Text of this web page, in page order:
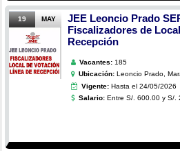
19 MAY
JEE Leoncio Prado
Fiscalizadores de
Recepción
Vacantes: 185
Ubicación: Leoncio Prado,
Vigente: Hasta el 24/05/2026
Salario: Entre S/. 600.00 y S/.